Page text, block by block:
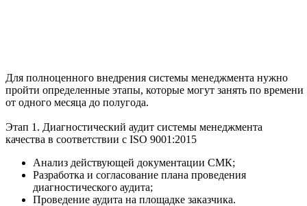
Для полноценного внедрения системы менеджмента нужно
пройти определенные этапы, которые могут занять по времени
от одного месяца до полугода.
Этап 1. Диагностический аудит системы менеджмента
качества в соответствии с ISO 9001:2015
Анализ действующей документации СМК;
Разработка и согласование плана проведения
диагностического аудита;
Проведение аудита на площадке заказчика.